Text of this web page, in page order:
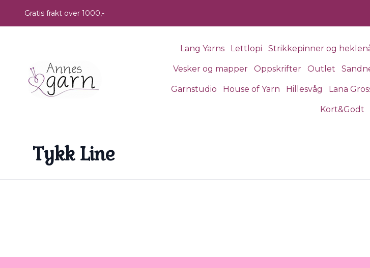
Gratis frakt over 1000,-
Lang Yarns Lettlopi Strikkepinner og
Vesker og mapper Oppskrifter Outlet
Garnstudio House of Yarn Hillesvåg Lana
Kort&Godt
Tykk Line